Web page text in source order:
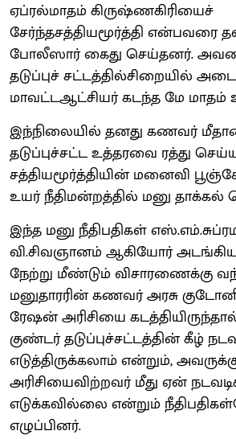
ஏப்ரல்மாதம் கிருஷ்ணகிரியைச்
சேர்ந்தசத்தியமூர்த்தி என்பவரை
போலீஸார் கைது செய்தனர்.
தடுப்புச் சட்டத்தில்சிறையில்
மாவட்டஆட்சியர் கடந்த மே மாதம்
இந்நிலையில் தனது கணவர்
தடுப்புச்சட்ட உத்தரவை ரத்து
சத்தியமூர்த்தியின் மனைவி
உயர் நீதிமன்றத்தில் மனு தாக்கல்
இந்த மனு நீதிபதிகள்
வி.சிவஞானம் ஆகியோர்
நேற்று மீண்டும் விசாரணைக்கு
மனுதாரரின் கணவர் அரசு
ரேஷன் அரிசியை
குண்டர் தடுப்புச்சட்டத்தின் கீழ்
எடுத்திருக்கலாம் என்றும்,
அரிசியைவிற்றவர் மீது ஏன்
எடுக்கவில்லை என்றும்
எழுப்பினர்.